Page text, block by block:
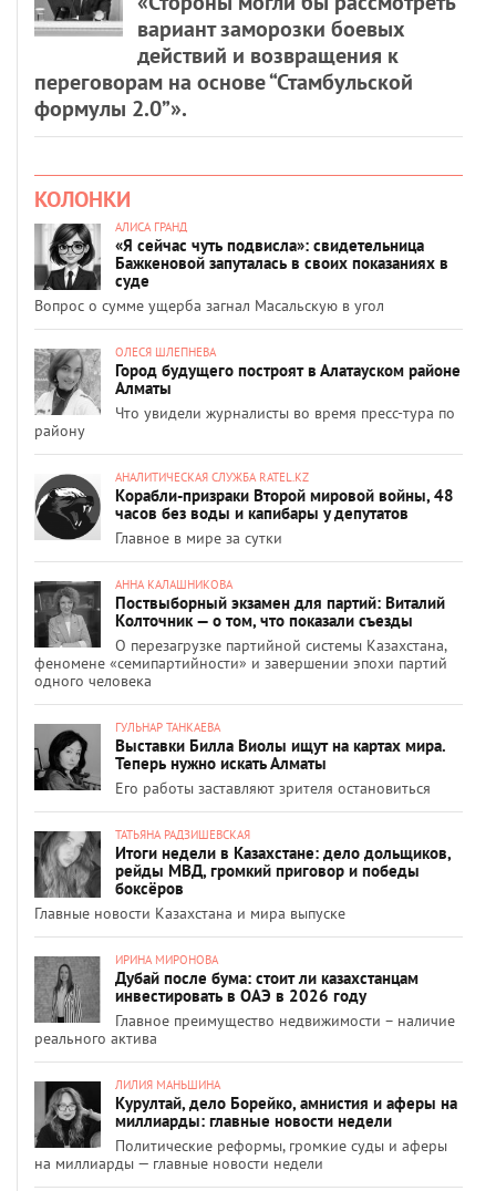
вариант заморозки боевых
действий и возвращения к
переговорам на основе “Стамбульской
формулы 2.0”».
КОЛОНКИ
АЛИСА ГРАНД
«Я сейчас чуть подвисла»: свидетельница
Бажкеновой запуталась в своих показаниях в
суде
Вопрос о сумме ущерба загнал Масальскую в угол
ОЛЕСЯ ШЛЕПНЕВА
Город будущего построят в Алатауском районе
Алматы
Что увидели журналисты во время пресс-тура по
району
АНАЛИТИЧЕСКАЯ СЛУЖБА RATEL.KZ
Корабли-призраки Второй мировой войны, 48
часов без воды и капибары у депутатов
Главное в мире за сутки
АННА КАЛАШНИКОВА
Поствыборный экзамен для партий: Виталий
Колточник — о том, что показали съезды
О перезагрузке партийной системы Казахстана,
феномене «семипартийности» и завершении эпохи партий
одного человека
ГУЛЬНАР ТАНКАЕВА
Выставки Билла Виолы ищут на картах мира.
Теперь нужно искать Алматы
Его работы заставляют зрителя остановиться
ТАТЬЯНА РАДЗИШЕВСКАЯ
Итоги недели в Казахстане: дело дольщиков,
рейды МВД, громкий приговор и победы
боксёров
Главные новости Казахстана и мира выпуске
ИРИНА МИРОНОВА
Дубай после бума: стоит ли казахстанцам
инвестировать в ОАЭ в 2026 году
Главное преимущество недвижимости – наличие
реального актива
ЛИЛИЯ МАНЬШИНА
Курултай, дело Борейко, амнистия и аферы на
миллиарды: главные новости недели
Политические реформы, громкие суды и аферы
на миллиарды — главные новости недели